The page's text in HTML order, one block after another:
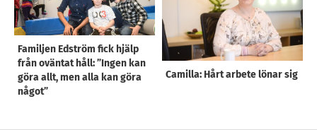
Familjen Edström fick hjälp
från oväntat håll: ”Ingen kan
göra allt, men alla kan göra
något”
Camilla: Hårt arbete lönar sig